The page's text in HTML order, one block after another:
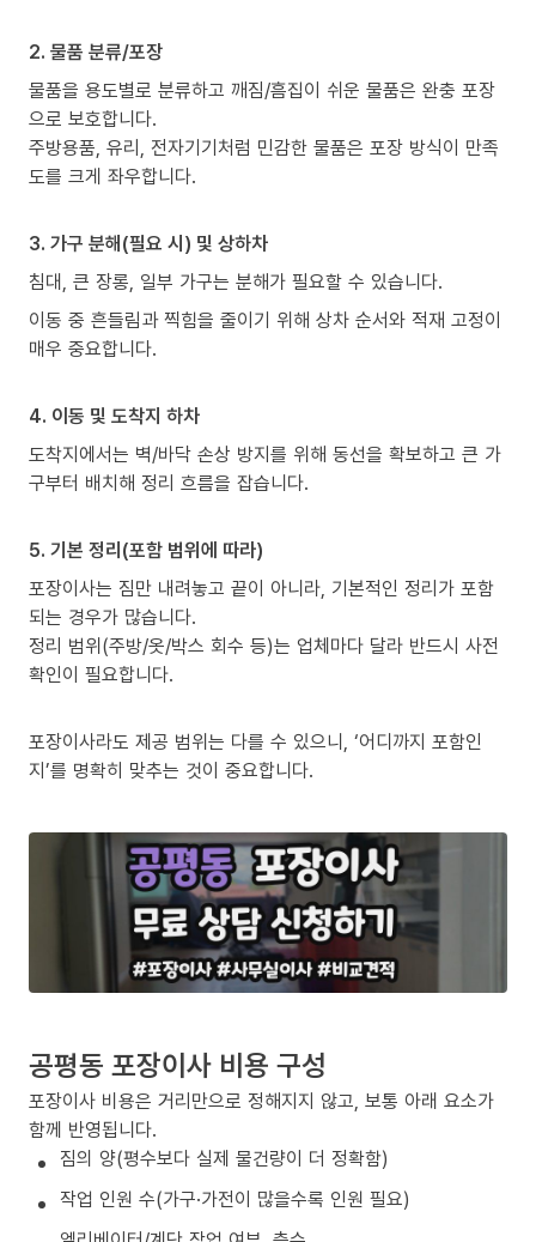
2. 물품 분류/포장
물품을 용도별로 분류하고 깨짐/흠집이 쉬운 물품은 완충 포장
으로 보호합니다.
주방용품, 유리, 전자기기처럼 민감한 물품은 포장 방식이 만족
도를 크게 좌우합니다.
3. 가구 분해(필요 시) 및 상하차
침대, 큰 장롱, 일부 가구는 분해가 필요할 수 있습니다.
이동 중 흔들림과 찍힘을 줄이기 위해 상차 순서와 적재 고정이
매우 중요합니다.
4. 이동 및 도착지 하차
도착지에서는 벽/바닥 손상 방지를 위해 동선을 확보하고 큰 가
구부터 배치해 정리 흐름을 잡습니다.
5. 기본 정리(포함 범위에 따라)
포장이사는 짐만 내려놓고 끝이 아니라, 기본적인 정리가 포함
되는 경우가 많습니다.
정리 범위(주방/옷/박스 회수 등)는 업체마다 달라 반드시 사전
확인이 필요합니다.
포장이사라도 제공 범위는 다를 수 있으니, ‘어디까지 포함인
지’를 명확히 맞추는 것이 중요합니다.
공평동 포장이사 비용 구성
포장이사 비용은 거리만으로 정해지지 않고, 보통 아래 요소가
함께 반영됩니다.
짐의 양(평수보다 실제 물건량이 더 정확함)
작업 인원 수(가구·가전이 많을수록 인원 필요)